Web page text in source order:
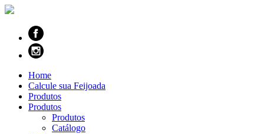
Home
Calcule sua Feijoada
Produtos
Produtos
Produtos
Catálogo